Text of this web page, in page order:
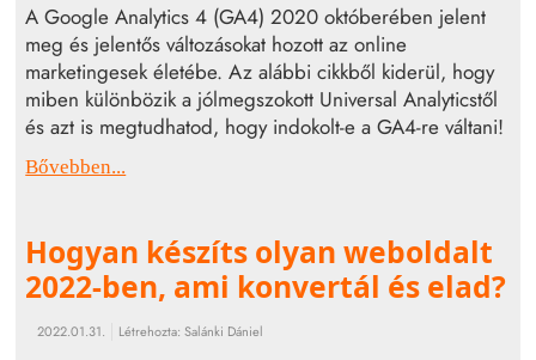
A Google Analytics 4 (GA4) 2020 októberében jelent
meg és jelentős változásokat hozott az online
marketingesek életébe. Az alábbi cikkből kiderül, hogy
miben különbözik a jólmegszokott Universal Analyticstől
és azt is megtudhatod, hogy indokolt-e a GA4-re váltani!
Bővebben...
Hogyan készíts olyan weboldalt
2022-ben, ami konvertál és elad?
2022.01.31. Létrehozta: Salánki Dániel